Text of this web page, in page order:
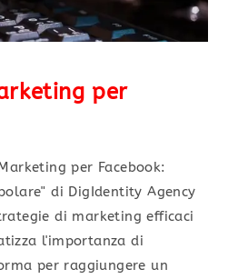
per
per Facebook:
di DigIdentity Agency
di marketing efficaci
l'importanza di
per raggiungere un